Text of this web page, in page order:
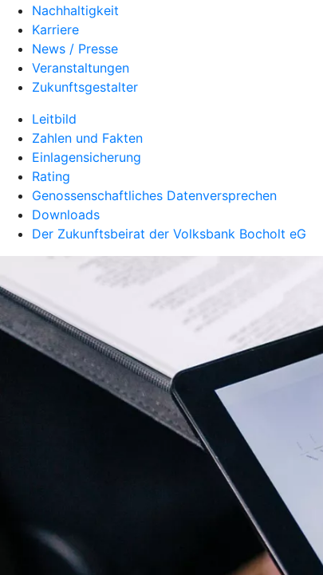
Nachhaltigkeit
Karriere
News / Presse
Veranstaltungen
Zukunftsgestalter
Leitbild
Zahlen und Fakten
Einlagensicherung
Rating
Genossenschaftliches Datenversprechen
Downloads
Der Zukunftsbeirat der Volksbank Bocholt eG